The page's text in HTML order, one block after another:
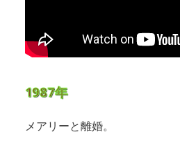
1987年
メアリーと離婚。